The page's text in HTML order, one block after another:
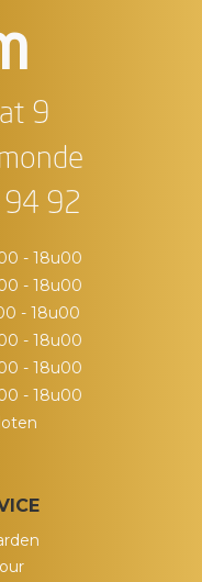
9
92
- 18u00
- 18u00
- 18u00
- 18u00
- 18u00
- 18u00